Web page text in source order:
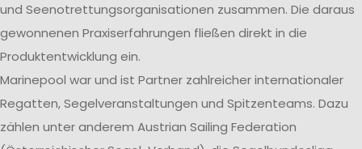
und Seenotrettungsorganisationen zusammen. Die daraus
gewonnenen Praxiserfahrungen fließen direkt in die
Produktentwicklung ein.
Marinepool war und ist Partner zahlreicher internationaler
Regatten, Segelveranstaltungen und Spitzenteams. Dazu
zählen unter anderem Austrian Sailing Federation